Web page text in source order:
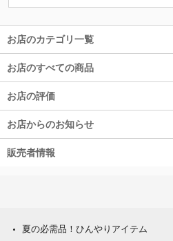
お店のカテゴリ一覧
お店のすべての商品
お店の評価
お店からのお知らせ
販売者情報
夏の必需品！ひんやりアイテム